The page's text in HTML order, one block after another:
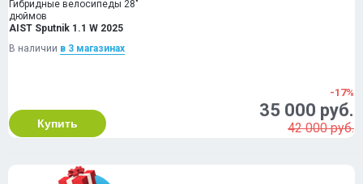
Гибридные велосипеды 28"
дюймов
AIST Sputnik 1.1 W 2025
В наличии в 3 магазинах
Купить
-17%
35 000 руб.
42 000 руб.